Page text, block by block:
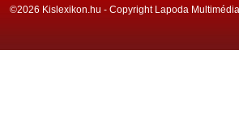
©2026 Kislexikon.hu - Copyright Lapoda